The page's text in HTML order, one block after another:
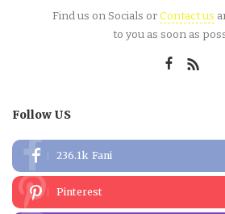
Find us on Socials orContact us
to you as soon as
Follow US
236.1k Fani
Pinterest